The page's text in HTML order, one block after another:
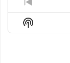
Previous
Episode
Show
Podcast